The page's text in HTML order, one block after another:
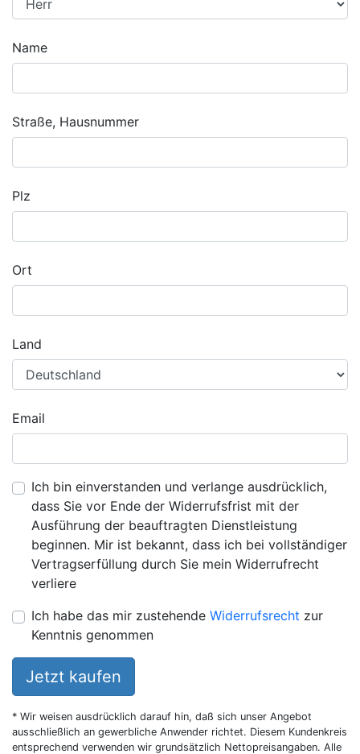
Name
Straße, Hausnummer
Plz
Ort
Land
Email
Ich bin einverstanden und verlange ausdrücklich,
dass Sie vor Ende der Widerrufsfrist mit der
Ausführung der beauftragten Dienstleistung
beginnen. Mir ist bekannt, dass ich bei vollständiger
Vertragserfüllung durch Sie mein Widerrufrecht
verliere
Ich habe das mir zustehende Widerrufsrecht zur
Kenntnis genommen
Jetzt kaufen
* Wir weisen ausdrücklich darauf hin, daß sich unser Angebot
ausschließlich an gewerbliche Anwender richtet. Diesem Kundenkreis
entsprechend verwenden wir grundsätzlich Nettopreisangaben. Alle